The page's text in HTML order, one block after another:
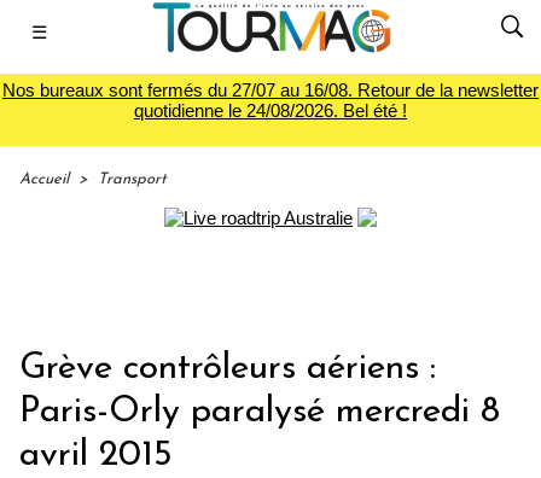
☰
Nos bureaux sont fermés du 27/07 au 16/08. Retour de la newsletter
quotidienne le 24/08/2026. Bel été !
Accueil > Transport
Grève contrôleurs aériens :
Paris-Orly paralysé mercredi 8
avril 2015